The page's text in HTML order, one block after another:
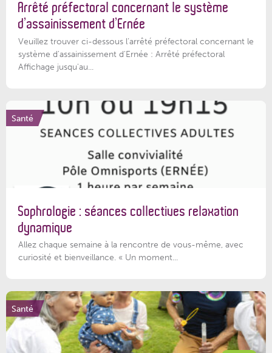
Arrêté préfectoral concernant le système
d’assainissement d’Ernée
Veuillez trouver ci-dessous l’arrêté préfectoral concernant le
système d'assainissement d'Ernée : Arrêté préfectoral
Affichage jusqu'au...
Santé
Sophrologie : séances collectives relaxation
dynamique
Allez chaque semaine à la rencontre de vous-même, avec
curiosité et bienveillance. « Un moment...
Santé